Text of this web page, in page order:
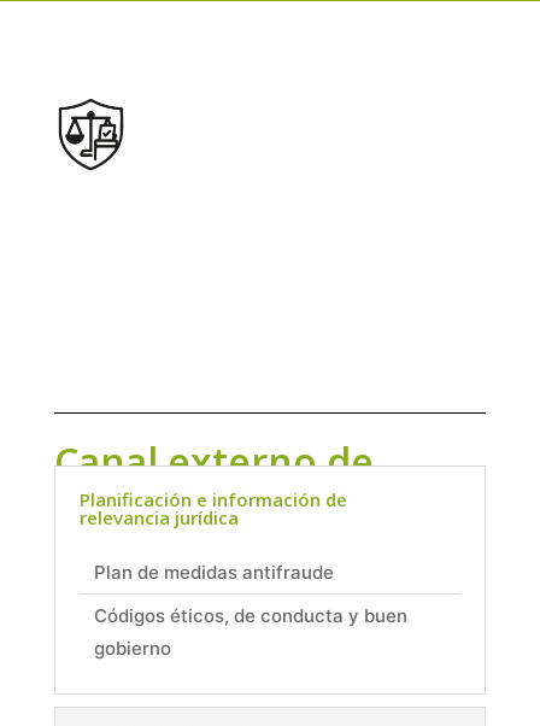
Canal externo de
denuncias
Planificación e información de
relevancia jurídica
Plan de medidas antifraude
Códigos éticos, de conducta y buen
gobierno